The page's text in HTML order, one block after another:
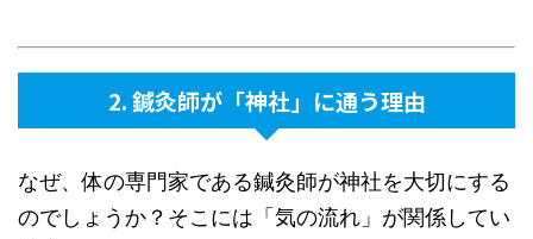
2. 鍼灸師が「神社」に通う理由
なぜ、体の専門家である鍼灸師が神社を大切にする
のでしょうか？そこには「気の流れ」が関係してい